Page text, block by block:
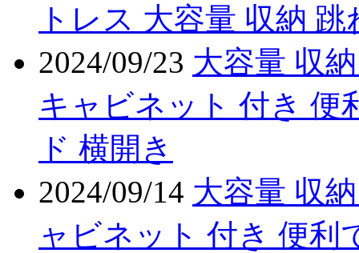
トレス 大容量 収納
2024/09/23 大容量 収
キャビネット 付き 便
ド 横開き
2024/09/14 大容量 収
ャビネット 付き 便利